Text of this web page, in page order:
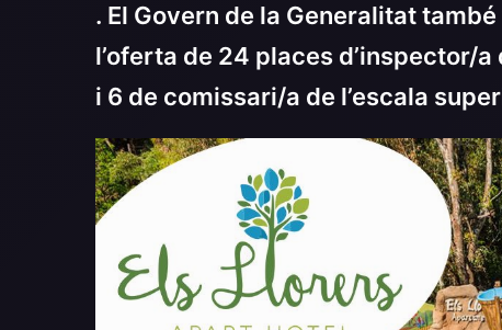
. El Govern de la Generalitat
l’oferta de 24 places d’inspector/
i 6 de comissari/a de l’escala